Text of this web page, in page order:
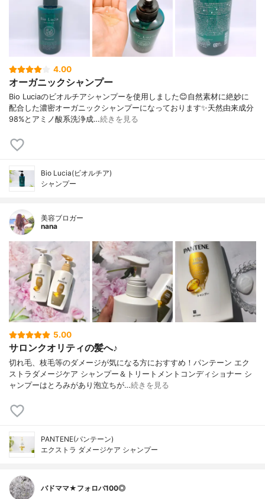
4.00
オーガニックシャンプー
Bio Luciaのビオルチアシャンプーを使用しました😊自然素材に絶妙に
配合した濃密オーガニックシャンプーになっております✨天然由来成分
98%とアミノ酸系洗浄成…続きを見る
Bio Lucia(ビオルチア)
シャンプー
美容ブロガー
nana
5.00
サロンクオリティの髪へ♪
切れ毛、枝毛等のダメージが気になる方におすすめ！パンテーン エク
ストラダメージケア シャンプー＆トリートメントコンディショナー シ
ャンプーはとろみがあり泡立ちが…続きを見る
PANTENE(パンテーン)
エクストラ ダメージケア シャンプー
バドママ★フォロバ100◎